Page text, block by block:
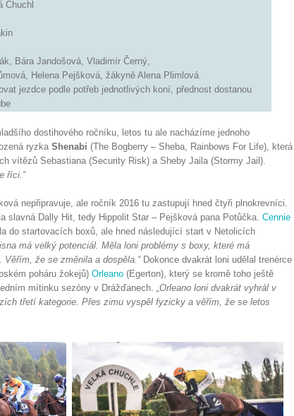
Chuchl
Bára Jandošová, Vladimír Černý,
Helena Pejšková, žákyně Alena Plimlová
jezdce podle potřeb jednotlivých koní, přednost dostanou
dostihového ročníku, letos tu ale nacházíme jednoho
ryzka Shenabi (The Bogberry – Sheba, Rainbows For Life), která
vítězů Sebastiana (Security Risk) a Sheby Jaila (Stormy Jail).
říci.“
nepřipravuje, ale ročník 2016 tu zastupují hned čtyři plnokrevníci.
slavná Dally Hit, tedy Hippolit Star – Pejšková pana Potůčka. Cennie
do startovacích boxů, ale hned následující start v Netolicích
má velký potenciál. Měla loni problémy s boxy, které má
že se změnila a dospěla.“Dokonce dvakrát loni udělal trenérce
poháru žokejů) Orleano (Egerton), který se kromě toho ještě
mítinku sezóny v Drážďanech. „Orleano loni dvakrát vyhrál v
třetí kategorie. Přes zimu vyspěl fyzicky a věřím, že se letos